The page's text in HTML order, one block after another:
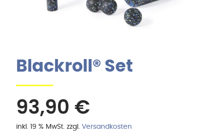
Blackroll® Set
93,90 €
inkl. 19 % MwSt. zzgl. Versandkosten